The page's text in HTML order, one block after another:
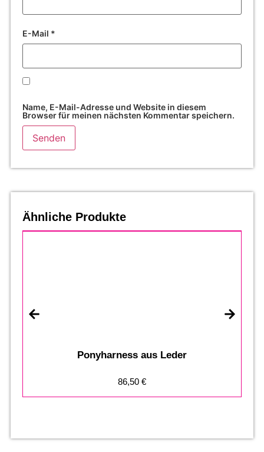
E-Mail *
Name, E-Mail-Adresse und Website in diesem
Browser für meinen nächsten Kommentar speichern.
Ähnliche Produkte
Ponyharness aus Leder
86,50 €